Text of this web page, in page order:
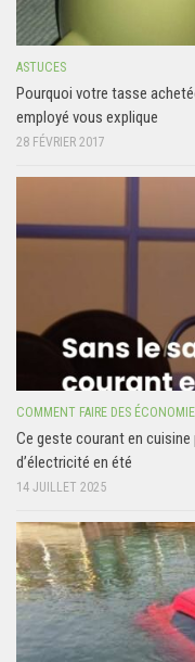
ASTUCES
Pourquoi votre tasse
employé vous explique
28 FÉVRIER 2017
COMMENT FAIRE DES
Ce geste courant en
d’électricité en été
14 JUILLET 2025